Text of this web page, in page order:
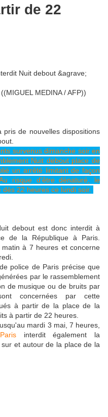
de 22
MEDINA / AFP))
de nouvelles dispositions
survenus dimanche soir en
Nuit debout place de
un arrêté limitant de façon
risque d'être dénaturé, le
22 heures ce lundi soir.
debout est donc interdit à
de la République à Paris.
à 7 heures et concerne
police de Paris précise que
par le rassemblement
de musique ou de bruits par
concernées par cette
à partir de la place de la
à partir de 22 heures.
mardi 3 mai, 7 heures,
Parisinterdit également la
et autour de la place de la